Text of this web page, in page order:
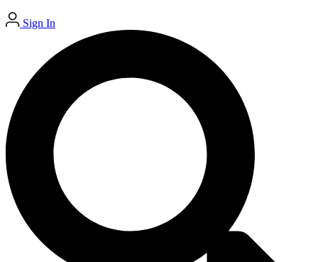
Sign In